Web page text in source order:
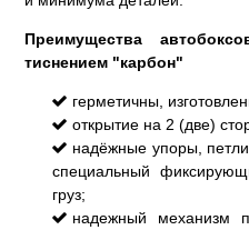
Преимущества
тиснением "карбон"
герметичны,
открытие на 2 (две)
надёжные упоры,
специальный
груз;
надежный механизм